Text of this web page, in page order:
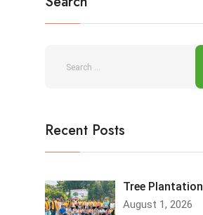
Recent Posts
Tree Plantation
August 1, 2026